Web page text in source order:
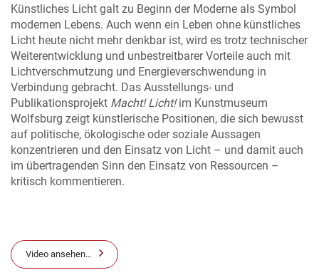
Künstliches Licht galt zu Beginn der Moderne als Symbol
modernen Lebens. Auch wenn ein Leben ohne künstliches
Licht heute nicht mehr denkbar ist, wird es trotz technischer
Weiterentwicklung und unbestreitbarer Vorteile auch mit
Lichtverschmutzung und Energieverschwendung in
Verbindung gebracht. Das Ausstellungs- und
Publikationsprojekt Macht! Licht!im Kunstmuseum
Wolfsburg zeigt künstlerische Positionen, die sich bewusst
auf politische, ökologische oder soziale Aussagen
konzentrieren und den Einsatz von Licht – und damit auch
im übertragenden Sinn den Einsatz von Ressourcen –
kritisch kommentieren.
Video ansehen…